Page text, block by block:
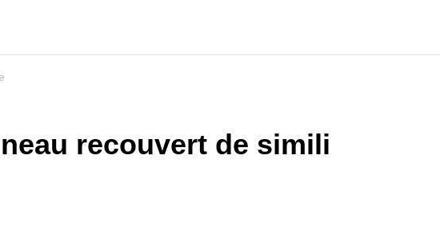
recouvert de simili